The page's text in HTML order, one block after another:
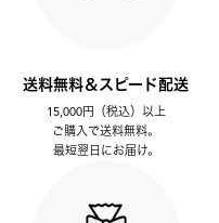
送料無料＆スピード配送
15,000円（税込）以上
ご購入で送料無料。
最短翌日にお届け。